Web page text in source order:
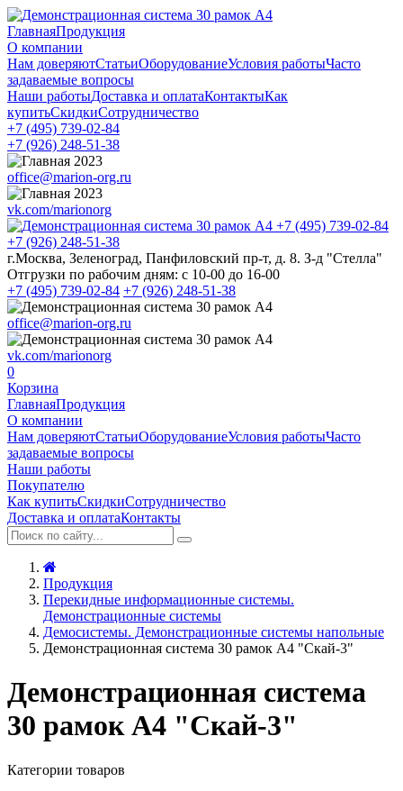
ГлавнаяПродукция
О компании
Нам доверяютСтатьиОборудованиеУсловия работыЧасто
задаваемые вопросы
Наши работыДоставка и оплатаКонтактыКак
купитьСкидкиСотрудничество
+7 (495) 739-02-84
+7 (926) 248-51-38
office@marion-org.ru
vk.com/marionorg
+7 (495) 739-02-84
+7 (926) 248-51-38
г.Москва, Зеленоград, Панфиловский пр-т, д. 8. З-д "Стелла"
Отгрузки по рабочим дням: с 10-00 до 16-00
+7 (495) 739-02-84 +7 (926) 248-51-38
office@marion-org.ru
vk.com/marionorg
0
Корзина
ГлавнаяПродукция
О компании
Нам доверяютСтатьиОборудованиеУсловия работыЧасто
задаваемые вопросы
Наши работы
Покупателю
Как купитьСкидкиСотрудничество
Доставка и оплатаКонтакты
Продукция
Перекидные информационные системы.
Демонстрационные системы
Демосистемы. Демонстрационные системы напольные
Демонстрационная система 30 рамок А4 "Скай-3"
Демонстрационная система
30 рамок А4 "Скай-3"
Категории товаров